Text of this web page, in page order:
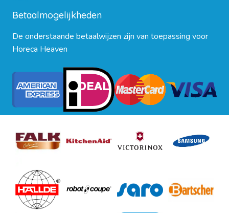
Betaalmogelijkheden
De onderstaande betaalwijzen zijn van toepassing voor
Horeca Heaven